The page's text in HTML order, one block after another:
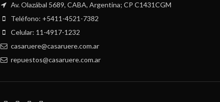
Av. Olazábal 5689, CABA, Argentina; CP C1431CGM
Teléfono: +5411-4521-7382
Celular: 11-4917-1232
casaruere@casaruere.com.ar
repuestos@casaruere.com.ar